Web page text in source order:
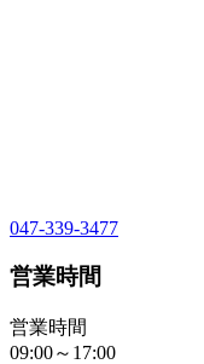
047-339-3477
営業時間
営業時間
09:00～17:00